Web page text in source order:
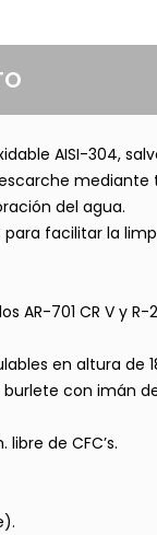
AISI-304,
mediante
del agua.
facilitar la
AR-701 CR V y R-
en altura de
con imán
de CFC’s.